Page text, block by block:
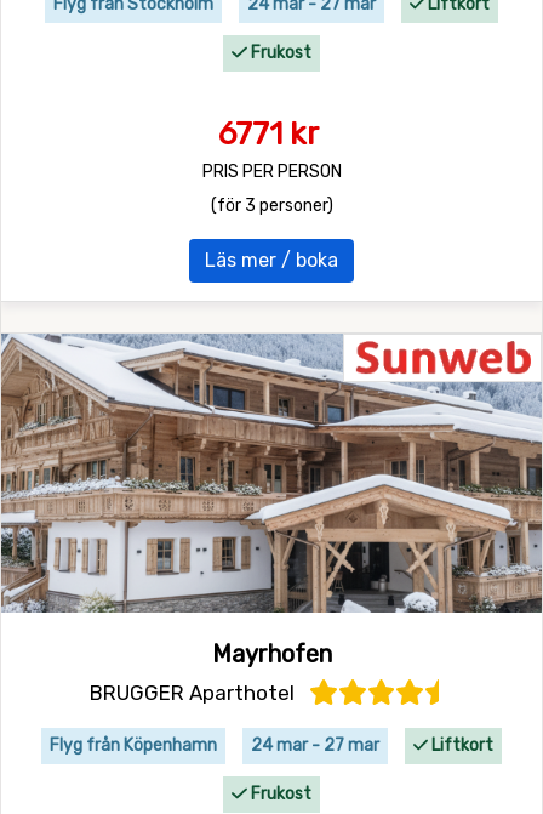
Frukost
6771 kr
PRIS PER PERSON
(för 3 personer)
Läs mer / boka
Mayrhofen
BRUGGER Aparthotel
Flyg från Köpenhamn 24 mar - 27 mar Liftkort
Frukost